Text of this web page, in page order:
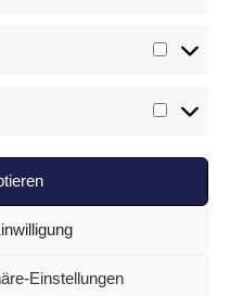
Einstellungen